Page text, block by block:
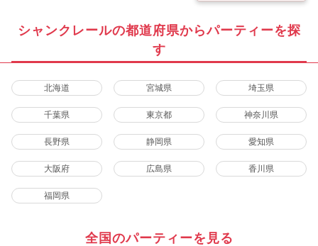
シャンクレールの都道府県からパーティーを探
す
北海道 宮城県 埼玉県
千葉県 東京都 神奈川県
長野県 静岡県 愛知県
大阪府 広島県 香川県
福岡県
全国のパーティーを見る